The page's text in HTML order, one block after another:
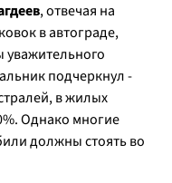
, отвечая на
в автограде,
уважительного
подчеркнул -
в жилых
Однако многие
должны стоять во